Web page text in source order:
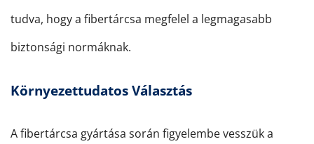
tudva, hogy a fibertárcsa megfelel a legmagasabb
biztonsági normáknak.
Környezettudatos Választás
A fibertárcsa gyártása során figyelembe vesszük a